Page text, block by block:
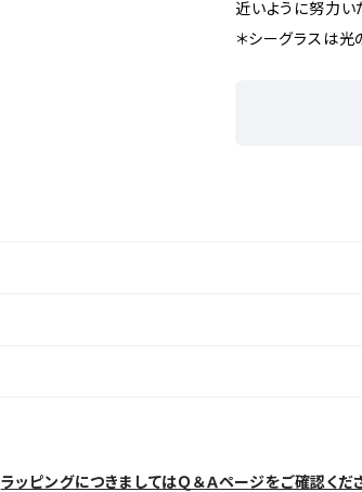
近いように努力い
＊シーグラスは光
ラッピングにつきましてはＱ＆Ａページをご確認くだ